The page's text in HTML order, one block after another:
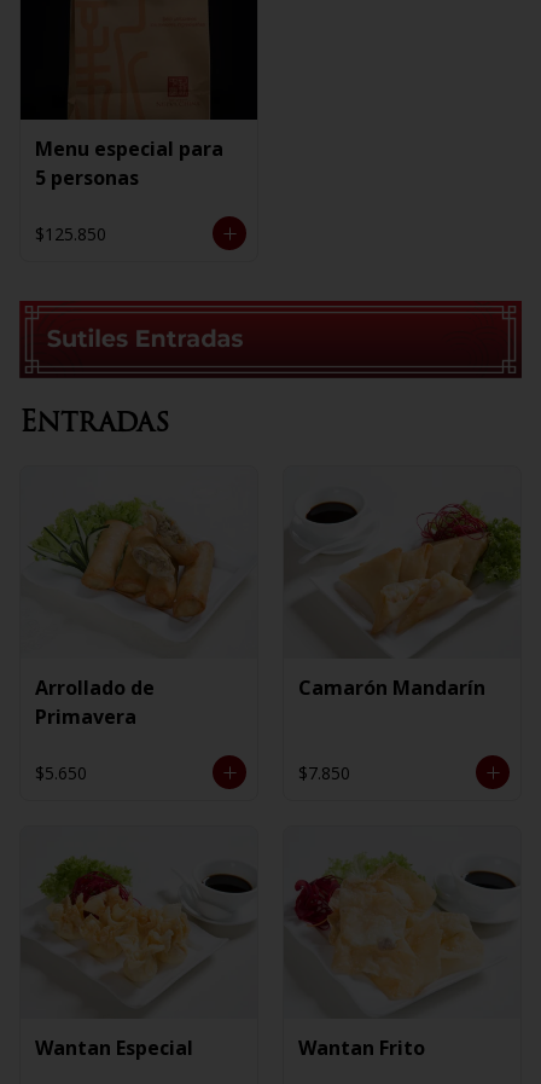
Menu especial para
5 personas
$125.850
Entradas
Arrollado de
Primavera
$5.650
Camarón Mandarín
$7.850
Wantan Especial Wantan Frito